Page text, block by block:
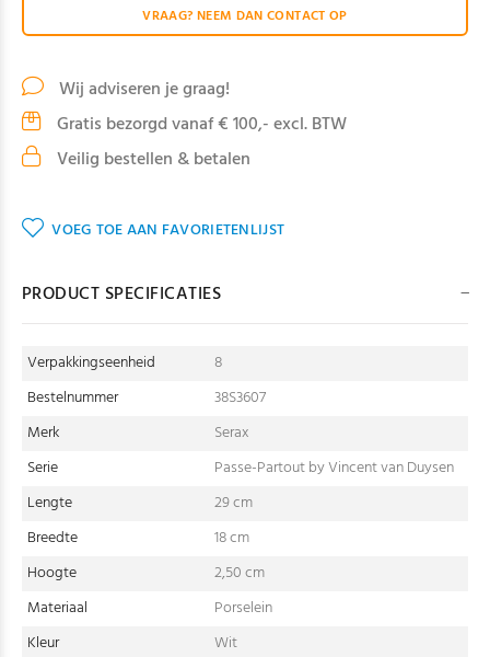
VRAAG? NEEM DAN CONTACT OP
Wij adviseren je graag!
Gratis bezorgd vanaf € 100,- excl. BTW
Veilig bestellen & betalen
VOEG TOE AAN FAVORIETENLIJST
PRODUCT SPECIFICATIES
Verpakkingseenheid
8
Bestelnummer
38S3607
Merk
Serax
Serie
Passe-Partout by Vincent van Duysen
Lengte
29 cm
Breedte
18 cm
Hoogte
2,50 cm
Materiaal
Porselein
Kleur
Wit